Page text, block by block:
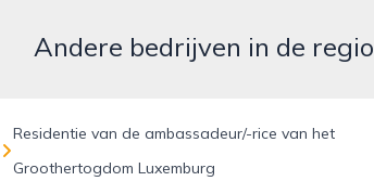
Andere bedrijven in de regio
Residentie van de ambassadeur/-rice van het
Groothertogdom Luxemburg